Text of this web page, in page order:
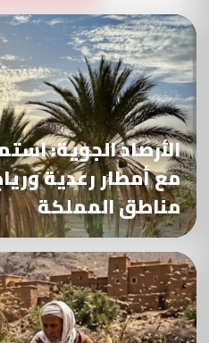
الأرصاد الجوية:
مع أمطار رعدية
مناطق المملكة